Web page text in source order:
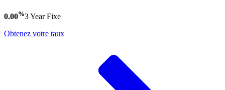
0.00%3 YearFixe
Obtenez votre taux